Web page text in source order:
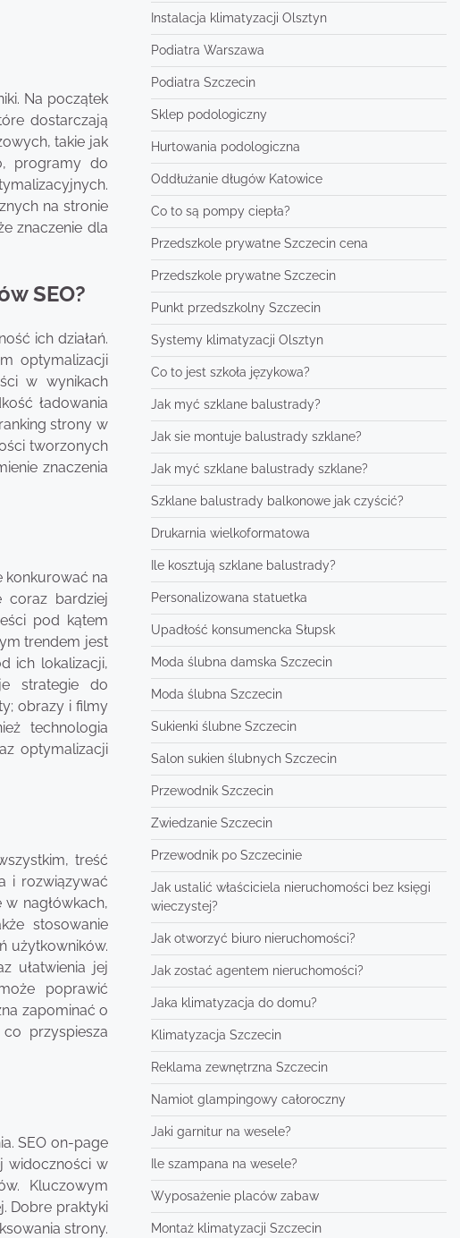
Na początek
dostarczają
takie jak
programy do
na stronie
znaczenie dla
SEO?
ich działań.
optymalizacji
w wynikach
ładowania
strony w
tworzonych
znaczenia
konkurować na
coraz bardziej
pod kątem
trendem jest
ich lokalizacji,
strategie do
obrazy i filmy
technologia
optymalizacji
treść
i rozwiązywać
nagłówkach,
stosowanie
użytkowników.
ułatwienia jej
poprawić
zapominać o
przyspiesza
SEO on-page
widoczności w
Kluczowym
Dobre praktyki
strony.
Instalacja klimatyzacji Olsztyn
Podiatra Warszawa
Podiatra Szczecin
Sklep podologiczny
Hurtowania podologiczna
Oddłużanie długów Katowice
Co to są pompy ciepła?
Przedszkole prywatne Szczecin cena
Przedszkole prywatne Szczecin
Punkt przedszkolny Szczecin
Systemy klimatyzacji Olsztyn
Co to jest szkoła językowa?
Jak myć szklane balustrady?
Jak sie montuje balustrady szklane?
Jak myć szklane balustrady szklane?
Szklane balustrady balkonowe jak czyścić?
Drukarnia wielkoformatowa
Ile kosztują szklane balustrady?
Personalizowana statuetka
Upadłość konsumencka Słupsk
Moda ślubna damska Szczecin
Moda ślubna Szczecin
Sukienki ślubne Szczecin
Salon sukien ślubnych Szczecin
Przewodnik Szczecin
Zwiedzanie Szczecin
Przewodnik po Szczecinie
Jak ustalić właściciela nieruchomości bez księgi
wieczystej?
Jak otworzyć biuro nieruchomości?
Jak zostać agentem nieruchomości?
Jaka klimatyzacja do domu?
Klimatyzacja Szczecin
Reklama zewnętrzna Szczecin
Namiot glampingowy całoroczny
Jaki garnitur na wesele?
Ile szampana na wesele?
Wyposażenie placów zabaw
Montaż klimatyzacji Szczecin